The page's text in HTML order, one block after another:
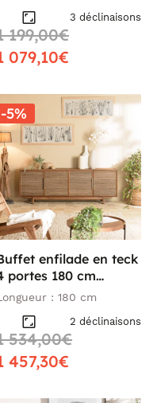
3 déclinaisons
199,00€
079,10€
-5%
enfilade en teck
portes 180 cm
: 180 cm
2 déclinaisons
534,00€
457,30€